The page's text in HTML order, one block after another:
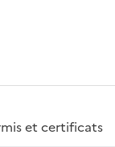
et certificats